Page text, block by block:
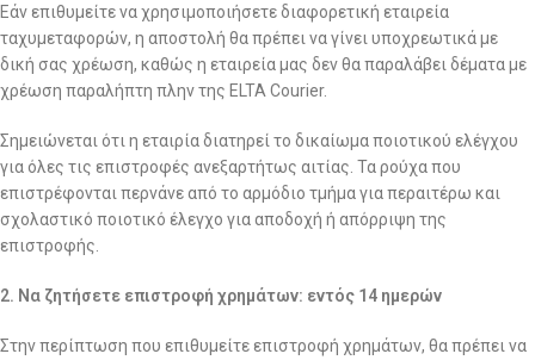
Εάν επιθυμείτε να χρησιμοποιήσετε διαφορετική εταιρεία
ταχυμεταφορών, η αποστολή θα πρέπει να γίνει υποχρεωτικά με
δική σας χρέωση, καθώς η εταιρεία μας δεν θα παραλάβει δέματα με
χρέωση παραλήπτη πλην της ELTA Courier.
Σημειώνεται ότι η εταιρία διατηρεί το δικαίωμα ποιοτικού ελέγχου
για όλες τις επιστροφές ανεξαρτήτως αιτίας. Τα ρούχα που
επιστρέφονται περνάνε από το αρμόδιο τμήμα για περαιτέρω και
σχολαστικό ποιοτικό έλεγχο για αποδοχή ή απόρριψη της
επιστροφής.
2. Να ζητήσετε επιστροφή χρημάτων: εντός 14 ημερών
Στην περίπτωση που επιθυμείτε επιστροφή χρημάτων, θα πρέπει να